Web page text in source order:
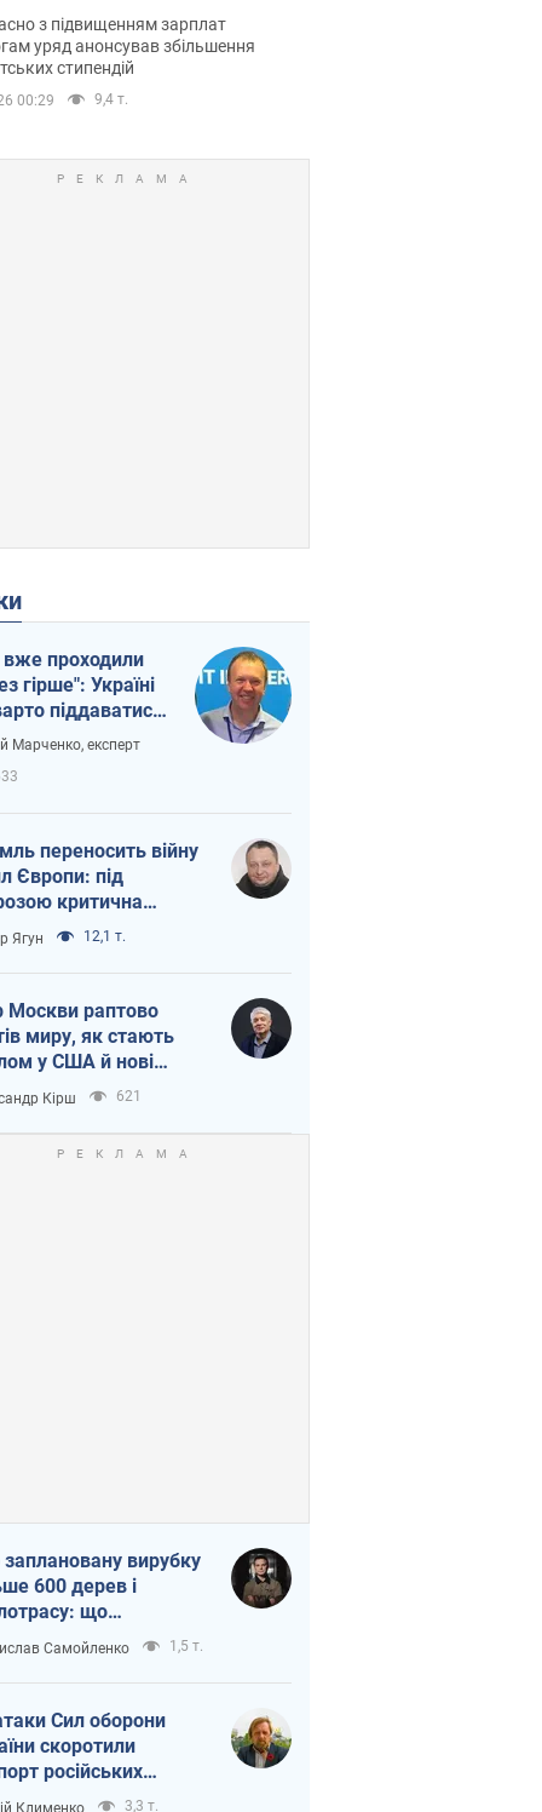
з підвищенням зарплат
уряд анонсував збільшення
стипендій
00:29 9,4 т.
проходили
гірше": Україні
піддаватися
через
Марченко, експерт
переносить війну
Європи: під
критична
Ягун 12,1 т.
Москви раптово
миру, як стають
у США й нові
топ-рейтинги
Кірш 621
вирубку
600 дерев і
що
на Теремках
Самойленко 1,5 т.
Сил оборони
скоротили
російських
Клименко 3,3 т.